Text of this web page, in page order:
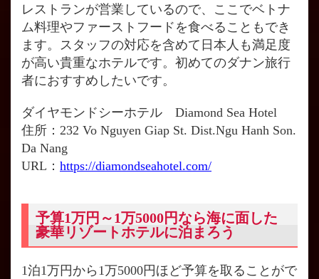
レストランが営業しているので、ここでベトナ
ム料理やファーストフードを食べることもでき
ます。スタッフの対応を含めて日本人も満足度
が高い貴重なホテルです。初めてのダナン旅行
者におすすめしたいです。
ダイヤモンドシーホテル Diamond Sea Hotel
住所：232 Vo Nguyen Giap St. Dist.Ngu Hanh Son.
Da Nang
URL： https://diamondseahotel.com/
予算1万円～1万5000円なら海に面した
豪華リゾートホテルに泊まろう
1泊1万円から1万5000円ほど予算を取ることがで